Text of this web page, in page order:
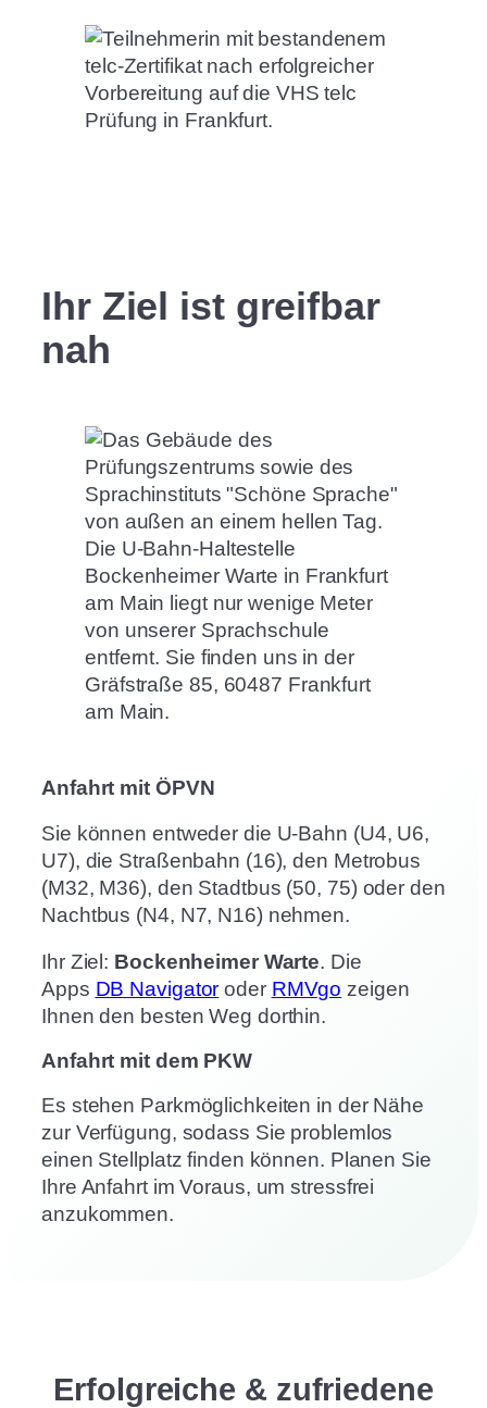
Ihr Ziel ist greifbar
nah
Die U-Bahn-Haltestelle
Bockenheimer Warte in Frankfurt
am Main liegt nur wenige Meter
von unserer Sprachschule
entfernt. Sie finden uns in der
Gräfstraße 85, 60487 Frankfurt
am Main.
Anfahrt mit ÖPVN
Sie können entweder die U-Bahn (U4, U6,
U7), die Straßenbahn (16), den Metrobus
(M32, M36), den Stadtbus (50, 75) oder den
Nachtbus (N4, N7, N16) nehmen.
Ihr Ziel: Bockenheimer Warte. Die
Apps DB Navigator oder RMVgo zeigen
Ihnen den besten Weg dorthin.
Anfahrt mit dem PKW
Es stehen Parkmöglichkeiten in der Nähe
zur Verfügung, sodass Sie problemlos
einen Stellplatz finden können. Planen Sie
Ihre Anfahrt im Voraus, um stressfrei
anzukommen.
Erfolgreiche & zufriedene